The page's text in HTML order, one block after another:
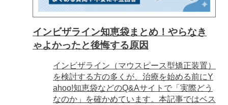
インビザライン知恵袋まとめ！やらなき
ゃよかったと後悔する原因
インビザライン（マウスピース型矯正装置）
を検討する方の多くが、治療を始める前にY
ahoo!知恵袋などのQ&Aサイトで「実際どう
なのか」を確かめています。本記事ではベス